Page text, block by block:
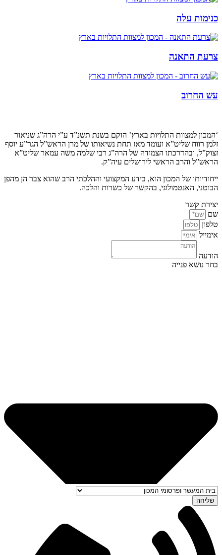
כנימות עלה
צרעת התאנה
עש החרוב
‘המכון למצוות התלויות בארץ’ הוקם בשנת תשנ”ד ע”י הרה”ג שניאור
זלמן רווח שליט”א ועומד מאז תחת נשיאותו של מרן הראש”ל הגר”ע יוסף
זצוק”ל, ובהדרכתו הצמודה של הרה”ג רבי שלמה משה עמאר שליט”א
הראש”ל והרב הראשי לירושלים עיה”ק.
ייחודיותו של המכון הוא, בידע המקצועי וההלכתי הרב שהוא צבר הן מהפן
הבוטני, האנטמולוגי, בהקשר של כשרות והלכה.
יצירת קשר
שם
טלפון
אימייל
הודעה
בחר נושא פנייה
שליחה